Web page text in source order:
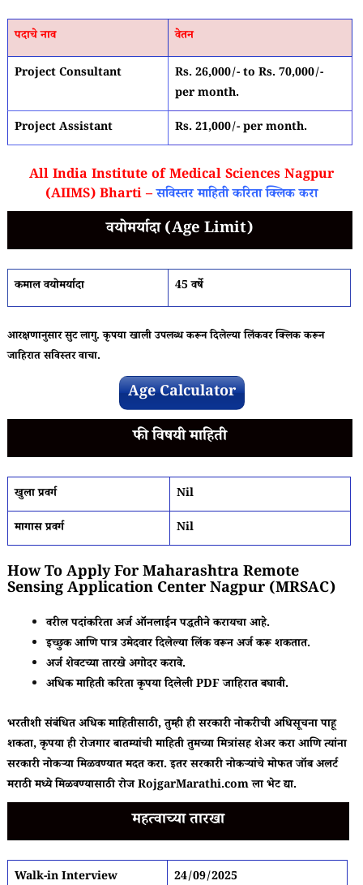
पदाचे नाव वेतन
Project Consultant
Rs. 26,000/- to Rs. 70,000/-
per month.
Project Assistant
Rs. 21,000/- per month.
All India Institute of Medical Sciences Nagpur
(AIIMS) Bharti – सविस्तर माहिती करिता क्लिक करा
वयोमर्यादा (Age Limit)
कमाल वयोमर्यादा 45 वर्षे
आरक्षणानुसार सुट लागु. कृपया खाली उपलब्ध करून दिलेल्या लिंकवर क्लिक करून
जाहिरात सविस्तर वाचा.
Age Calculator
फी विषयी माहिती
खुला प्रवर्ग
Nil
मागास प्रवर्ग
Nil
How To Apply For Maharashtra Remote
Sensing Application Center Nagpur (MRSAC)
वरील पदांकरिता अर्ज ऑनलाईन पद्धतीने करायचा आहे.
इच्छुक आणि पात्र उमेदवार दिलेल्या लिंक वरून अर्ज करू शकतात.
अर्ज शेवटच्या तारखे अगोदर करावे.
अधिक माहिती करिता कृपया दिलेली PDF जाहिरात बघावी.
भरतीशी संबंधित अधिक माहितीसाठी, तुम्ही ही सरकारी नोकरीची अधिसूचना पाहू
शकता, कृपया ही रोजगार बातम्यांची माहिती तुमच्या मित्रांसह शेअर करा आणि त्यांना
सरकारी नोकऱ्या मिळवण्यात मदत करा. इतर सरकारी नोकऱ्यांचे मोफत जॉब अलर्ट
मराठी मध्ये मिळवण्यासाठी रोज RojgarMarathi.com ला भेट द्या.
महत्वाच्या तारखा
Walk-in Interview 24/09/2025